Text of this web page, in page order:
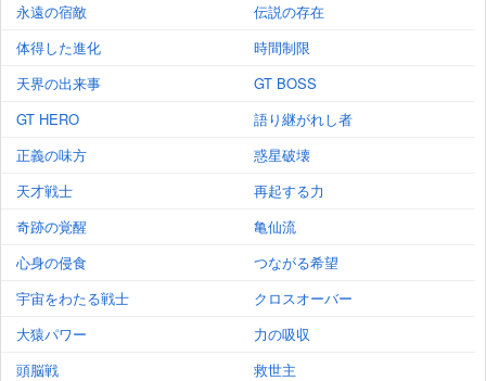
永遠の宿敵
伝説の存在
体得した進化
時間制限
天界の出来事
GT BOSS
GT HERO
語り継がれし者
正義の味方
惑星破壊
天才戦士
再起する力
奇跡の覚醒
亀仙流
心身の侵食
つながる希望
宇宙をわたる戦士
クロスオーバー
大猿パワー
力の吸収
頭脳戦
救世主